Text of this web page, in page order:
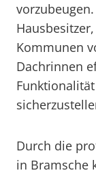
Kommunen
Dachrinnen
Durch die
in Bramsche